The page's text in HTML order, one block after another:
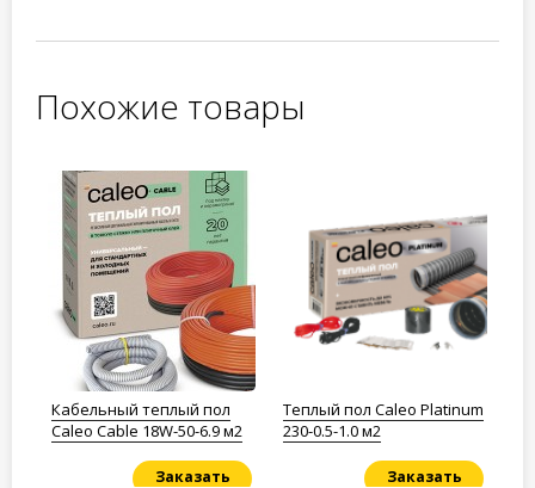
Похожие товары
Кабельный теплый пол
Caleo Cable 18W-50-6.9 м2
Заказать
Теплый пол Caleo Platinum
230-0.5-1.0 м2
Заказать